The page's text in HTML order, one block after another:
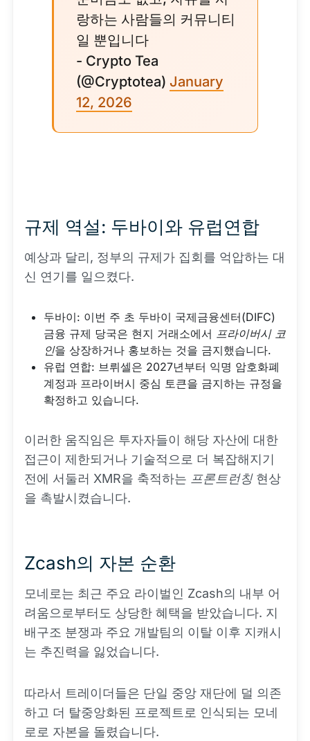
랑하는 사람들의 커뮤니티
일 뿐입니다
- Crypto Tea
(@Cryptotea) January
12, 2026
규제 역설: 두바이와 유럽연합
예상과 달리, 정부의 규제가 집회를 억압하는 대
신 연기를 일으켰다.
두바이: 이번 주 초 두바이 국제금융센터(DIFC)
금융 규제 당국은 현지 거래소에서 프라이버시 코
인을 상장하거나 홍보하는 것을 금지했습니다.
유럽 연합: 브뤼셀은 2027년부터 익명 암호화폐
계정과 프라이버시 중심 토큰을 금지하는 규정을
확정하고 있습니다.
이러한 움직임은 투자자들이 해당 자산에 대한
접근이 제한되거나 기술적으로 더 복잡해지기
전에 서둘러 XMR을 축적하는 프론트런칭현상
을 촉발시켰습니다.
Zcash의 자본 순환
모네로는 최근 주요 라이벌인 Zcash의 내부 어
려움으로부터도 상당한 혜택을 받았습니다. 지
배구조 분쟁과 주요 개발팀의 이탈 이후 지캐시
는 추진력을 잃었습니다.
따라서 트레이더들은 단일 중앙 재단에 덜 의존
하고 더 탈중앙화된 프로젝트로 인식되는 모네
로로 자본을 돌렸습니다.